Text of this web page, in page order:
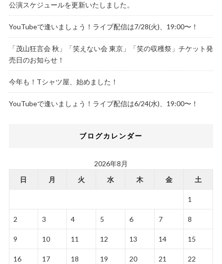
公演スケジュールを更新いたしました。
YouTubeで逢いましょう！ライブ配信は7/28(火)、19:00〜！
「茂山狂言会 秋」「笑えない会 東京」「笑の収穫祭」チケット発
売日のお知らせ！
今年も！Tシャツ屋、始めました！
YouTubeで逢いましょう！ライブ配信は6/24(水)、19:00〜！
ブログカレンダー
2026年8月
日
月 火 水 木 金 土
1
2 3 4 5 6 7 8
9 10 11 12 13 14 15
16 17 18 19 20 21 22